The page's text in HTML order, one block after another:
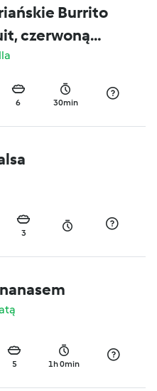
Burrito
czerwoną
6 30min
3
5 1h 0min